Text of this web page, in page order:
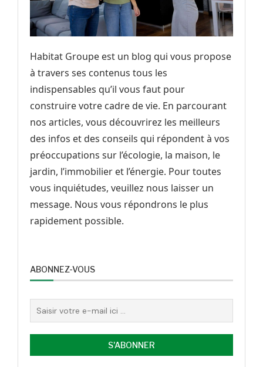
Habitat Groupe est un blog qui vous propose
à travers ses contenus tous les
indispensables qu’il vous faut pour
construire votre cadre de vie. En parcourant
nos articles, vous découvrirez les meilleurs
des infos et des conseils qui répondent à vos
préoccupations sur l’écologie, la maison, le
jardin, l’immobilier et l’énergie. Pour toutes
vous inquiétudes, veuillez nous laisser un
message. Nous vous répondrons le plus
rapidement possible.
ABONNEZ-VOUS